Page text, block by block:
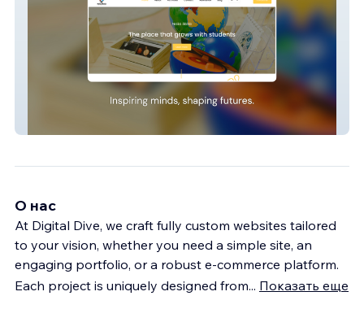
О нас
At Digital Dive, we craft fully custom websites tailored
to your vision, whether you need a simple site, an
engaging portfolio, or a robust e-commerce platform.
Each project is uniquely designed from... Показать еще